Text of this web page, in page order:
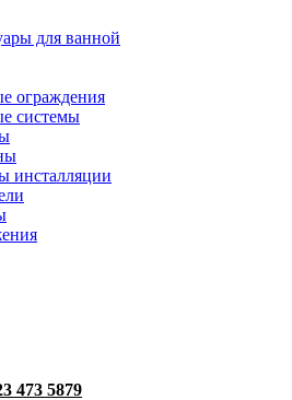
для ванной
ограждения
системы
инсталляции
473 5879